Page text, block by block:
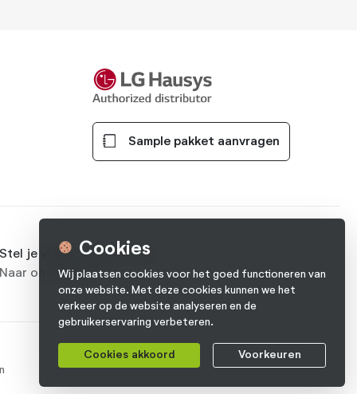
Sample pakket aanvragen
Stel je vraag op Facebook
Naar onze pagina
Cookies
Wij plaatsen cookies voor het goed functioneren van
onze website. Met deze cookies kunnen we het
verkeer op de website analyseren en de
gebruikerservaring verbeteren.
Cookies akkoord Voorkeuren